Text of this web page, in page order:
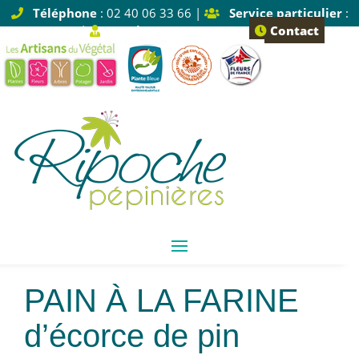
Téléphone: 02 40 06 33 66 | Service particulier:
Tapez 1 |
Service pro: Tapez 2 Contact
Pain à la farine
d’écorce de pin